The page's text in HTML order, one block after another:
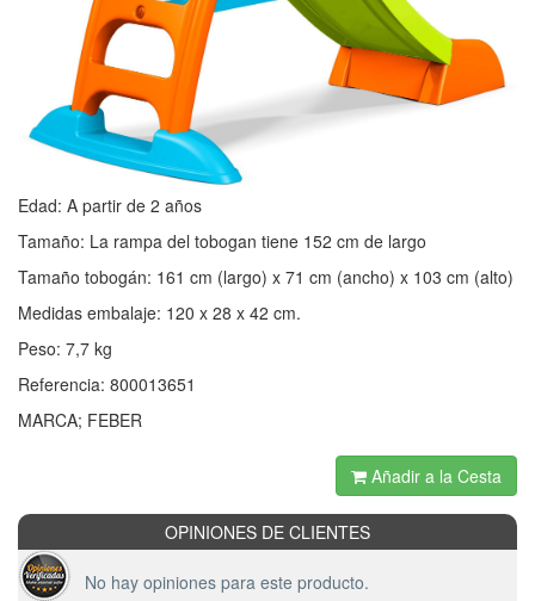
Edad: A partir de 2 años
Tamaño: La rampa del tobogan tiene 152 cm de largo
Tamaño tobogán: 161 cm (largo) x 71 cm (ancho) x 103 cm (alto)
Medidas embalaje: 120 x 28 x 42 cm.
Peso: 7,7 kg
Referencia: 800013651
MARCA; FEBER
Añadir a la Cesta
OPINIONES DE CLIENTES
No hay opiniones para este producto.